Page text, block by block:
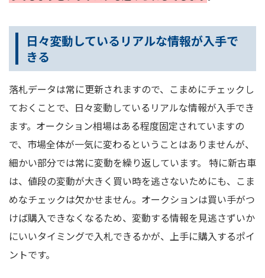
日々変動しているリアルな情報が入手で
きる
落札データは常に更新されますので、こまめにチェックし
ておくことで、日々変動しているリアルな情報が入手でき
ます。オークション相場はある程度固定されていますの
で、市場全体が一気に変わるということはありませんが、
細かい部分では常に変動を繰り返しています。 特に新古車
は、値段の変動が大きく買い時を逃さないためにも、こま
めなチェックは欠かせません。オークションは買い手がつ
けば購入できなくなるため、変動する情報を見逃さずいか
にいいタイミングで入札できるかが、上手に購入するポイ
ントです。